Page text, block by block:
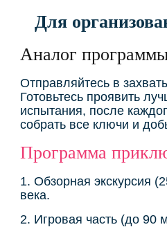
Для
Аналог
Отправляйтесь в
Готовьтесь проявить
испытания, после
собрать все ключи и
Программа
1. Обзорная экскурсия
века.
2. Игровая часть (до 90